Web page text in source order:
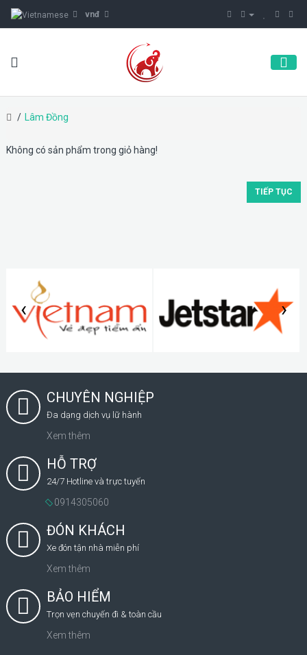
vnđ
Lâm Đồng
Không có sản phẩm trong giỏ hàng!
TIẾP TỤC
‹ ›
CHUYÊN NGHIỆP
Đa dạng dịch vụ lữ hành
Xem thêm
HỖ TRỢ
24/7 Hotline và trực tuyến
0914305060
ĐÓN KHÁCH
Xe đón tận nhà miễn phí
Xem thêm
BẢO HIỂM
Trọn vẹn chuyến đi & toàn cầu
Xem thêm